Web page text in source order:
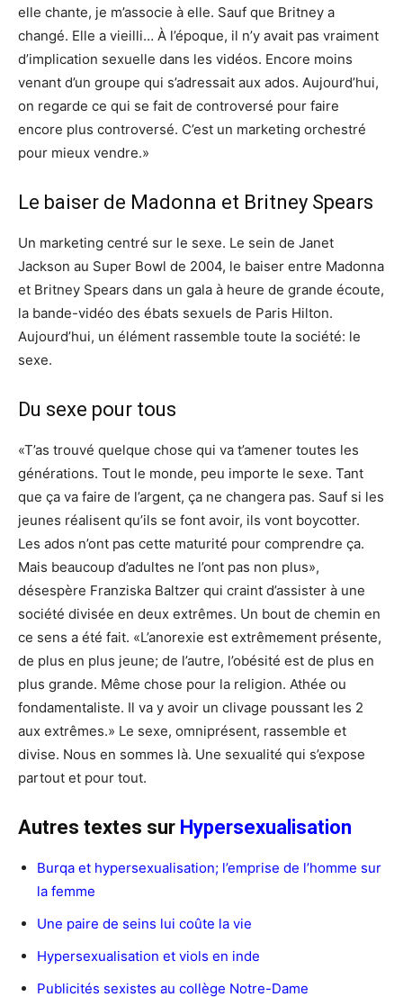
elle chante, je m’associe à elle. Sauf que Britney a
changé. Elle a vieilli… À l’époque, il n’y avait pas vraiment
d’implication sexuelle dans les vidéos. Encore moins
venant d’un groupe qui s’adressait aux ados. Aujourd’hui,
on regarde ce qui se fait de controversé pour faire
encore plus controversé. C’est un marketing orchestré
pour mieux vendre.»
Le baiser de Madonna et Britney Spears
Un marketing centré sur le sexe. Le sein de Janet
Jackson au Super Bowl de 2004, le baiser entre Madonna
et Britney Spears dans un gala à heure de grande écoute,
la bande-vidéo des ébats sexuels de Paris Hilton.
Aujourd’hui, un élément rassemble toute la société: le
sexe.
Du sexe pour tous
«T’as trouvé quelque chose qui va t’amener toutes les
générations. Tout le monde, peu importe le sexe. Tant
que ça va faire de l’argent, ça ne changera pas. Sauf si les
jeunes réalisent qu’ils se font avoir, ils vont boycotter.
Les ados n’ont pas cette maturité pour comprendre ça.
Mais beaucoup d’adultes ne l’ont pas non plus»,
désespère Franziska Baltzer qui craint d’assister à une
société divisée en deux extrêmes. Un bout de chemin en
ce sens a été fait. «L’anorexie est extrêmement présente,
de plus en plus jeune; de l’autre, l’obésité est de plus en
plus grande. Même chose pour la religion. Athée ou
fondamentaliste. Il va y avoir un clivage poussant les 2
aux extrêmes.» Le sexe, omniprésent, rassemble et
divise. Nous en sommes là. Une sexualité qui s’expose
partout et pour tout.
Autres textes sur Hypersexualisation
Burqa et hypersexualisation; l’emprise de l’homme sur
la femme
Une paire de seins lui coûte la vie
Hypersexualisation et viols en inde
Publicités sexistes au collège Notre-Dame